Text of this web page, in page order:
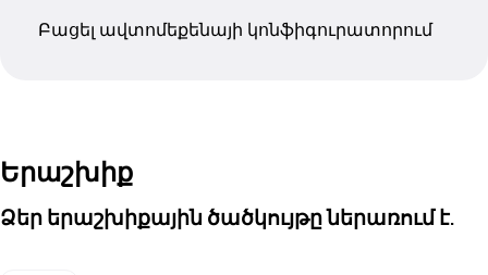
Բացել ավտոմեքենայի կոնֆիգուրատորում
Երաշխիք
Ձեր երաշխիքային ծածկույթը ներառում է.